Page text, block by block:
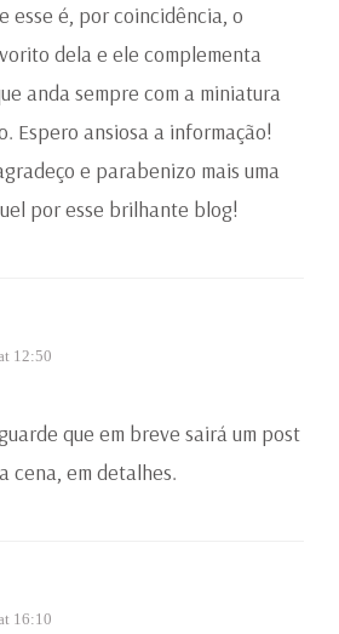
esse é, por coincidência, o
dela e ele complementa
anda sempre com a miniatura
Espero ansiosa a informação!
e parabenizo mais uma
por esse brilhante blog!
12:50
que em breve sairá um post
cena, em detalhes.
16:10